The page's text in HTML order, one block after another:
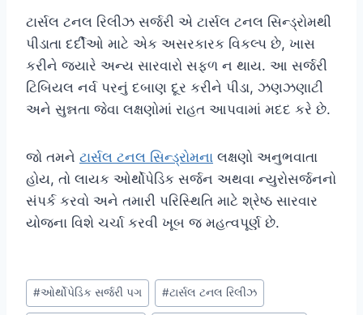
ટાર્સલ ટનલ રિલીઝ સર્જરી એ ટાર્સલ ટનલ સિન્ડ્રોમથી
પીડાતા દર્દીઓ માટે એક અસરકારક વિકલ્પ છે, ખાસ
કરીને જ્યારે અન્ય સારવારો સફળ ન થાય. આ સર્જરી
ટિબિયલ નર્વ પરનું દબાણ દૂર કરીને પીડા, ઝણઝણાટી
અને સુન્નતા જેવા લક્ષણોમાં રાહત આપવામાં મદદ કરે છે.
જો તમને ટાર્સલ ટનલ સિન્ડ્રોમના લક્ષણો અનુભવાતા
હોય, તો લાયક ઓર્થોપેડિક સર્જન અથવા ન્યુરોસર્જનનો
સંપર્ક કરવો અને તમારી પરિસ્થિતિ માટે શ્રેષ્ઠ સારવાર
યોજના વિશે ચર્ચા કરવી ખૂબ જ મહત્વપૂર્ણ છે.
Post
Tags:
#ઓર્થોપેડિક સર્જરી પગ #ટાર્સલ ટનલ રિલીઝ